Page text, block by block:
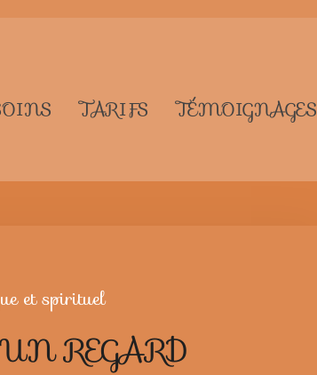
TARIFS
TÉMOIGNAGES
et spirituel
REGARD